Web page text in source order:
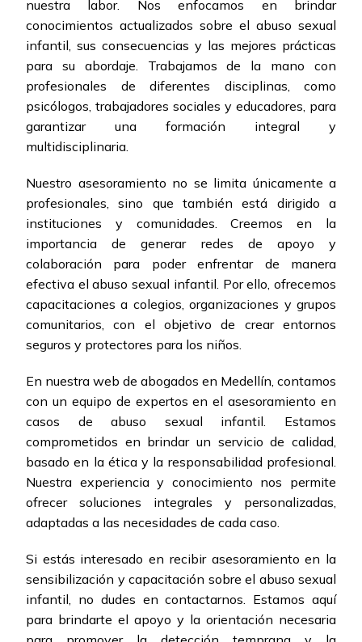
nuestra labor. Nos enfocamos en brindar
conocimientos actualizados sobre el abuso sexual
infantil, sus consecuencias y las mejores prácticas
para su abordaje. Trabajamos de la mano con
profesionales de diferentes disciplinas, como
psicólogos, trabajadores sociales y educadores, para
garantizar una formación integral y
multidisciplinaria.
Nuestro asesoramiento no se limita únicamente a
profesionales, sino que también está dirigido a
instituciones y comunidades. Creemos en la
importancia de generar redes de apoyo y
colaboración para poder enfrentar de manera
efectiva el abuso sexual infantil. Por ello, ofrecemos
capacitaciones a colegios, organizaciones y grupos
comunitarios, con el objetivo de crear entornos
seguros y protectores para los niños.
En nuestra web de abogados en Medellín, contamos
con un equipo de expertos en el asesoramiento en
casos de abuso sexual infantil. Estamos
comprometidos en brindar un servicio de calidad,
basado en la ética y la responsabilidad profesional.
Nuestra experiencia y conocimiento nos permite
ofrecer soluciones integrales y personalizadas,
adaptadas a las necesidades de cada caso.
Si estás interesado en recibir asesoramiento en la
sensibilización y capacitación sobre el abuso sexual
infantil, no dudes en contactarnos. Estamos aquí
para brindarte el apoyo y la orientación necesaria